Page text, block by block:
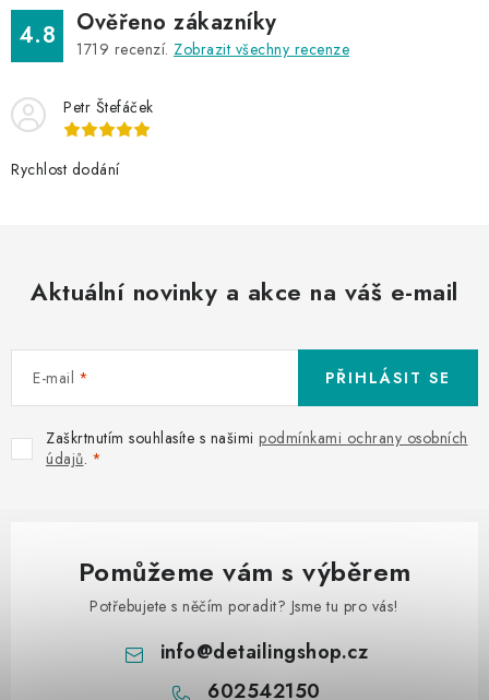
4.8 Ověřeno zákazníky
1719 recenzí. Zobrazit všechny recenze
Petr Štefáček
Rychlost dodání
Aktuální novinky a akce na váš e-mail
E-mail
Zaškrtnutím souhlasíte s našimi podmínkami ochrany osobních
údajů.
PŘIHLÁSIT SE
Pomůžeme vám s výběrem
Potřebujete s něčím poradit? Jsme tu pro vás!
info@detailingshop.cz
602542150